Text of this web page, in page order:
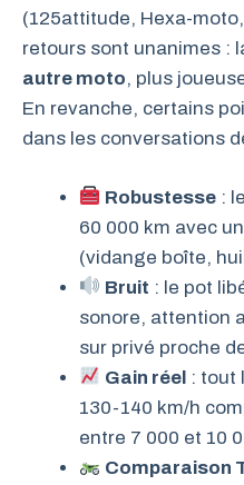
(125attitude, Hexa-
retours sont unanimes :
autre moto, plus
En revanche, certains
dans les conversations
Robustesse :
60 000 km avec
(vidange boîte,
Bruit : le pot
sonore, attention
sur privé proche
Gain réel : tout
130-140 km/h
entre 7 000 et 10
Comparaison